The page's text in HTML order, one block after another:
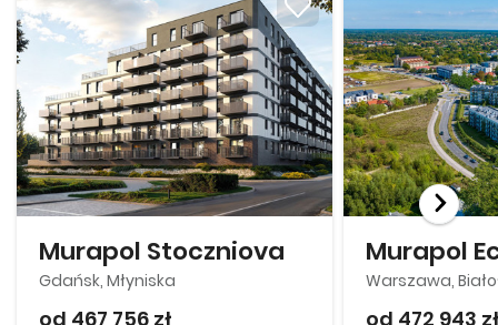
Murapol Stoczniova
Gdańsk, Młyniska
od 467 756 zł
Murapol
Warszawa,
od 472 943